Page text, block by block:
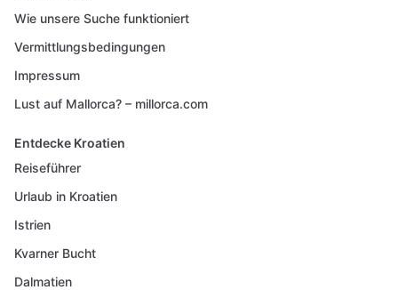
Wie unsere Suche funktioniert
Vermittlungsbedingungen
Impressum
Lust auf Mallorca? – millorca.com
Entdecke Kroatien
Reiseführer
Urlaub in Kroatien
Istrien
Kvarner Bucht
Dalmatien